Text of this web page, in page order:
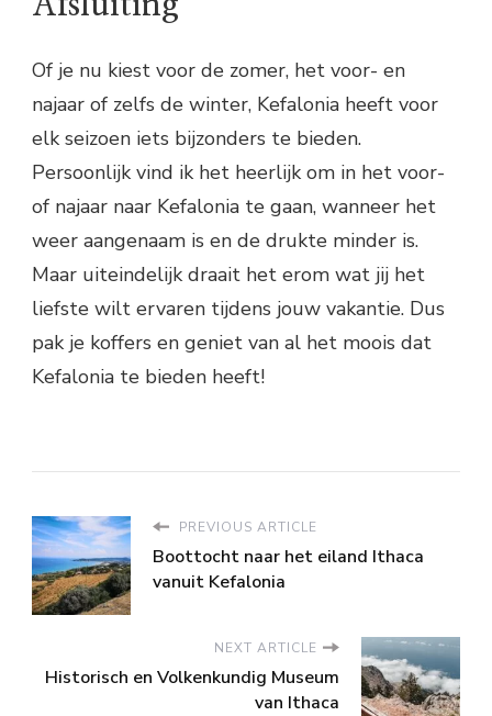
Of je nu kiest voor de zomer, het voor- en
najaar of zelfs de winter, Kefalonia heeft voor
elk seizoen iets bijzonders te bieden.
Persoonlijk vind ik het heerlijk om in het voor-
of najaar naar Kefalonia te gaan, wanneer het
weer aangenaam is en de drukte minder is.
Maar uiteindelijk draait het erom wat jij het
liefste wilt ervaren tijdens jouw vakantie. Dus
pak je koffers en geniet van al het moois dat
Kefalonia te bieden heeft!
PREVIOUS ARTICLE
Boottocht naar het eiland Ithaca
vanuit Kefalonia
NEXT ARTICLE
Historisch en Volkenkundig Museum
van Ithaca